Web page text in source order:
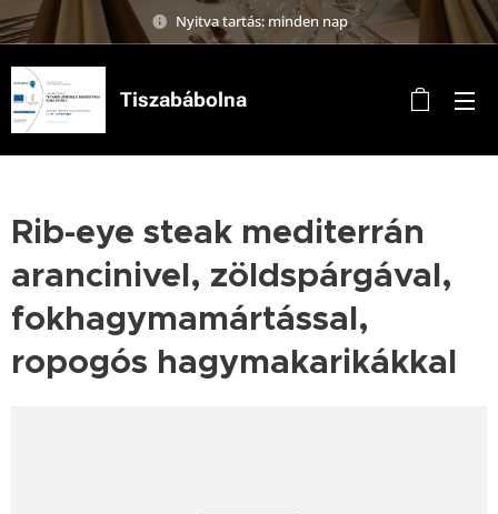
Nyitva tartás: minden nap
Tiszabábolna
Rib-eye steak mediterrán
arancinivel, zöldspárgával,
fokhagymamártással,
ropogós hagymakarikákkal